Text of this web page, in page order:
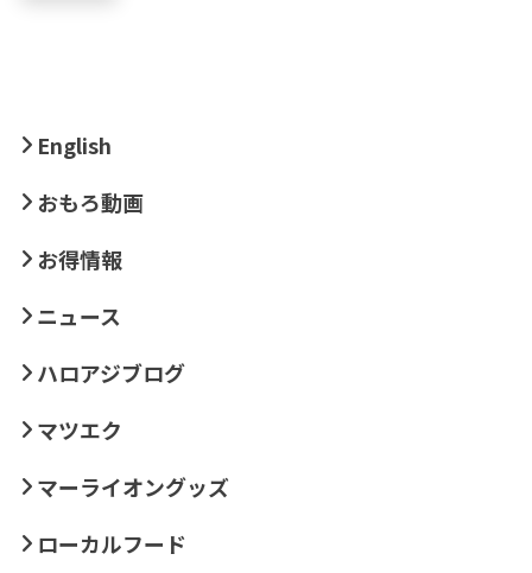
English
おもろ動画
お得情報
ニュース
ハロアジブログ
マツエク
マーライオングッズ
ローカルフード